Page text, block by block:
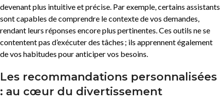
devenant plus intuitive et précise. Par exemple, certains assistants
sont capables de comprendre le contexte de vos demandes,
rendant leurs réponses encore plus pertinentes. Ces outils ne se
contentent pas d’exécuter des tâches ; ils apprennent également
de vos habitudes pour anticiper vos besoins.
Les recommandations personnalisées
: au cœur du divertissement